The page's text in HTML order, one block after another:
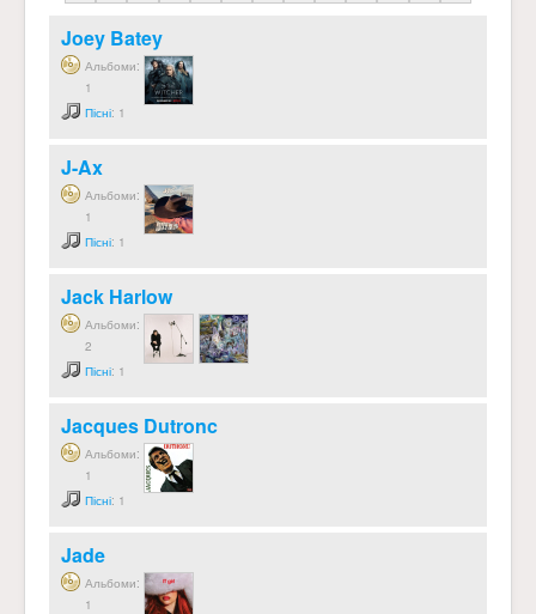
Joey Batey
Альбоми:
1
Пісні: 1
J-Ax
Альбоми:
1
Пісні: 1
Jack Harlow
Альбоми:
2
Пісні: 1
Jacques Dutronc
Альбоми:
1
Пісні: 1
Jade
Альбоми:
1